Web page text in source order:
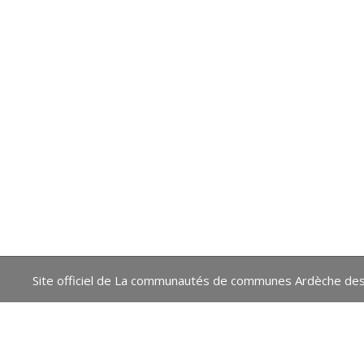
Site officiel de La communautés de communes Ardèche